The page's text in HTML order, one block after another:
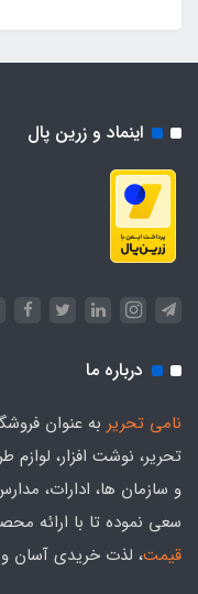
اینماد و زرین پال
درباره ما
نامی تحریر به عنوان
تحریر، نوشت افزار،
و سازمان ها، ادارات،
سعی نموده تا با ارائه
قیمت، لذت خریدی آسان